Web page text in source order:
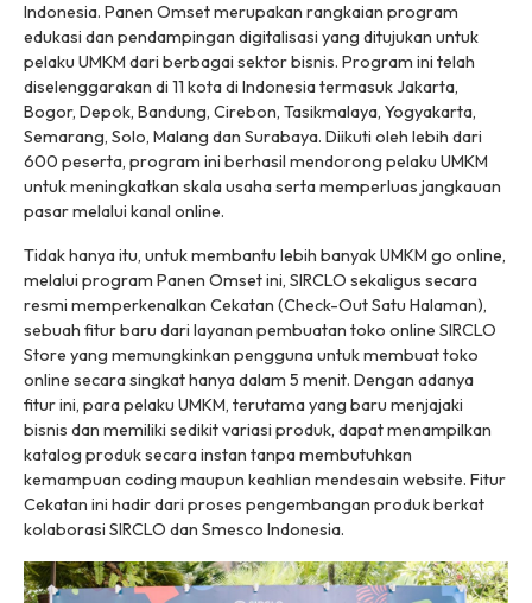
Indonesia. Panen Omset merupakan rangkaian program
edukasi dan pendampingan digitalisasi yang ditujukan untuk
pelaku UMKM dari berbagai sektor bisnis. Program ini telah
diselenggarakan di 11 kota di Indonesia termasuk Jakarta,
Bogor, Depok, Bandung, Cirebon, Tasikmalaya, Yogyakarta,
Semarang, Solo, Malang dan Surabaya. Diikuti oleh lebih dari
600 peserta, program ini berhasil mendorong pelaku UMKM
untuk meningkatkan skala usaha serta memperluas jangkauan
pasar melalui kanal online.
Tidak hanya itu, untuk membantu lebih banyak UMKM go online,
melalui program Panen Omset ini, SIRCLO sekaligus secara
resmi memperkenalkan Cekatan (Check-Out Satu Halaman),
sebuah fitur baru dari layanan pembuatan toko online SIRCLO
Store yang memungkinkan pengguna untuk membuat toko
online secara singkat hanya dalam 5 menit. Dengan adanya
fitur ini, para pelaku UMKM, terutama yang baru menjajaki
bisnis dan memiliki sedikit variasi produk, dapat menampilkan
katalog produk secara instan tanpa membutuhkan
kemampuan coding maupun keahlian mendesain website. Fitur
Cekatan ini hadir dari proses pengembangan produk berkat
kolaborasi SIRCLO dan Smesco Indonesia.